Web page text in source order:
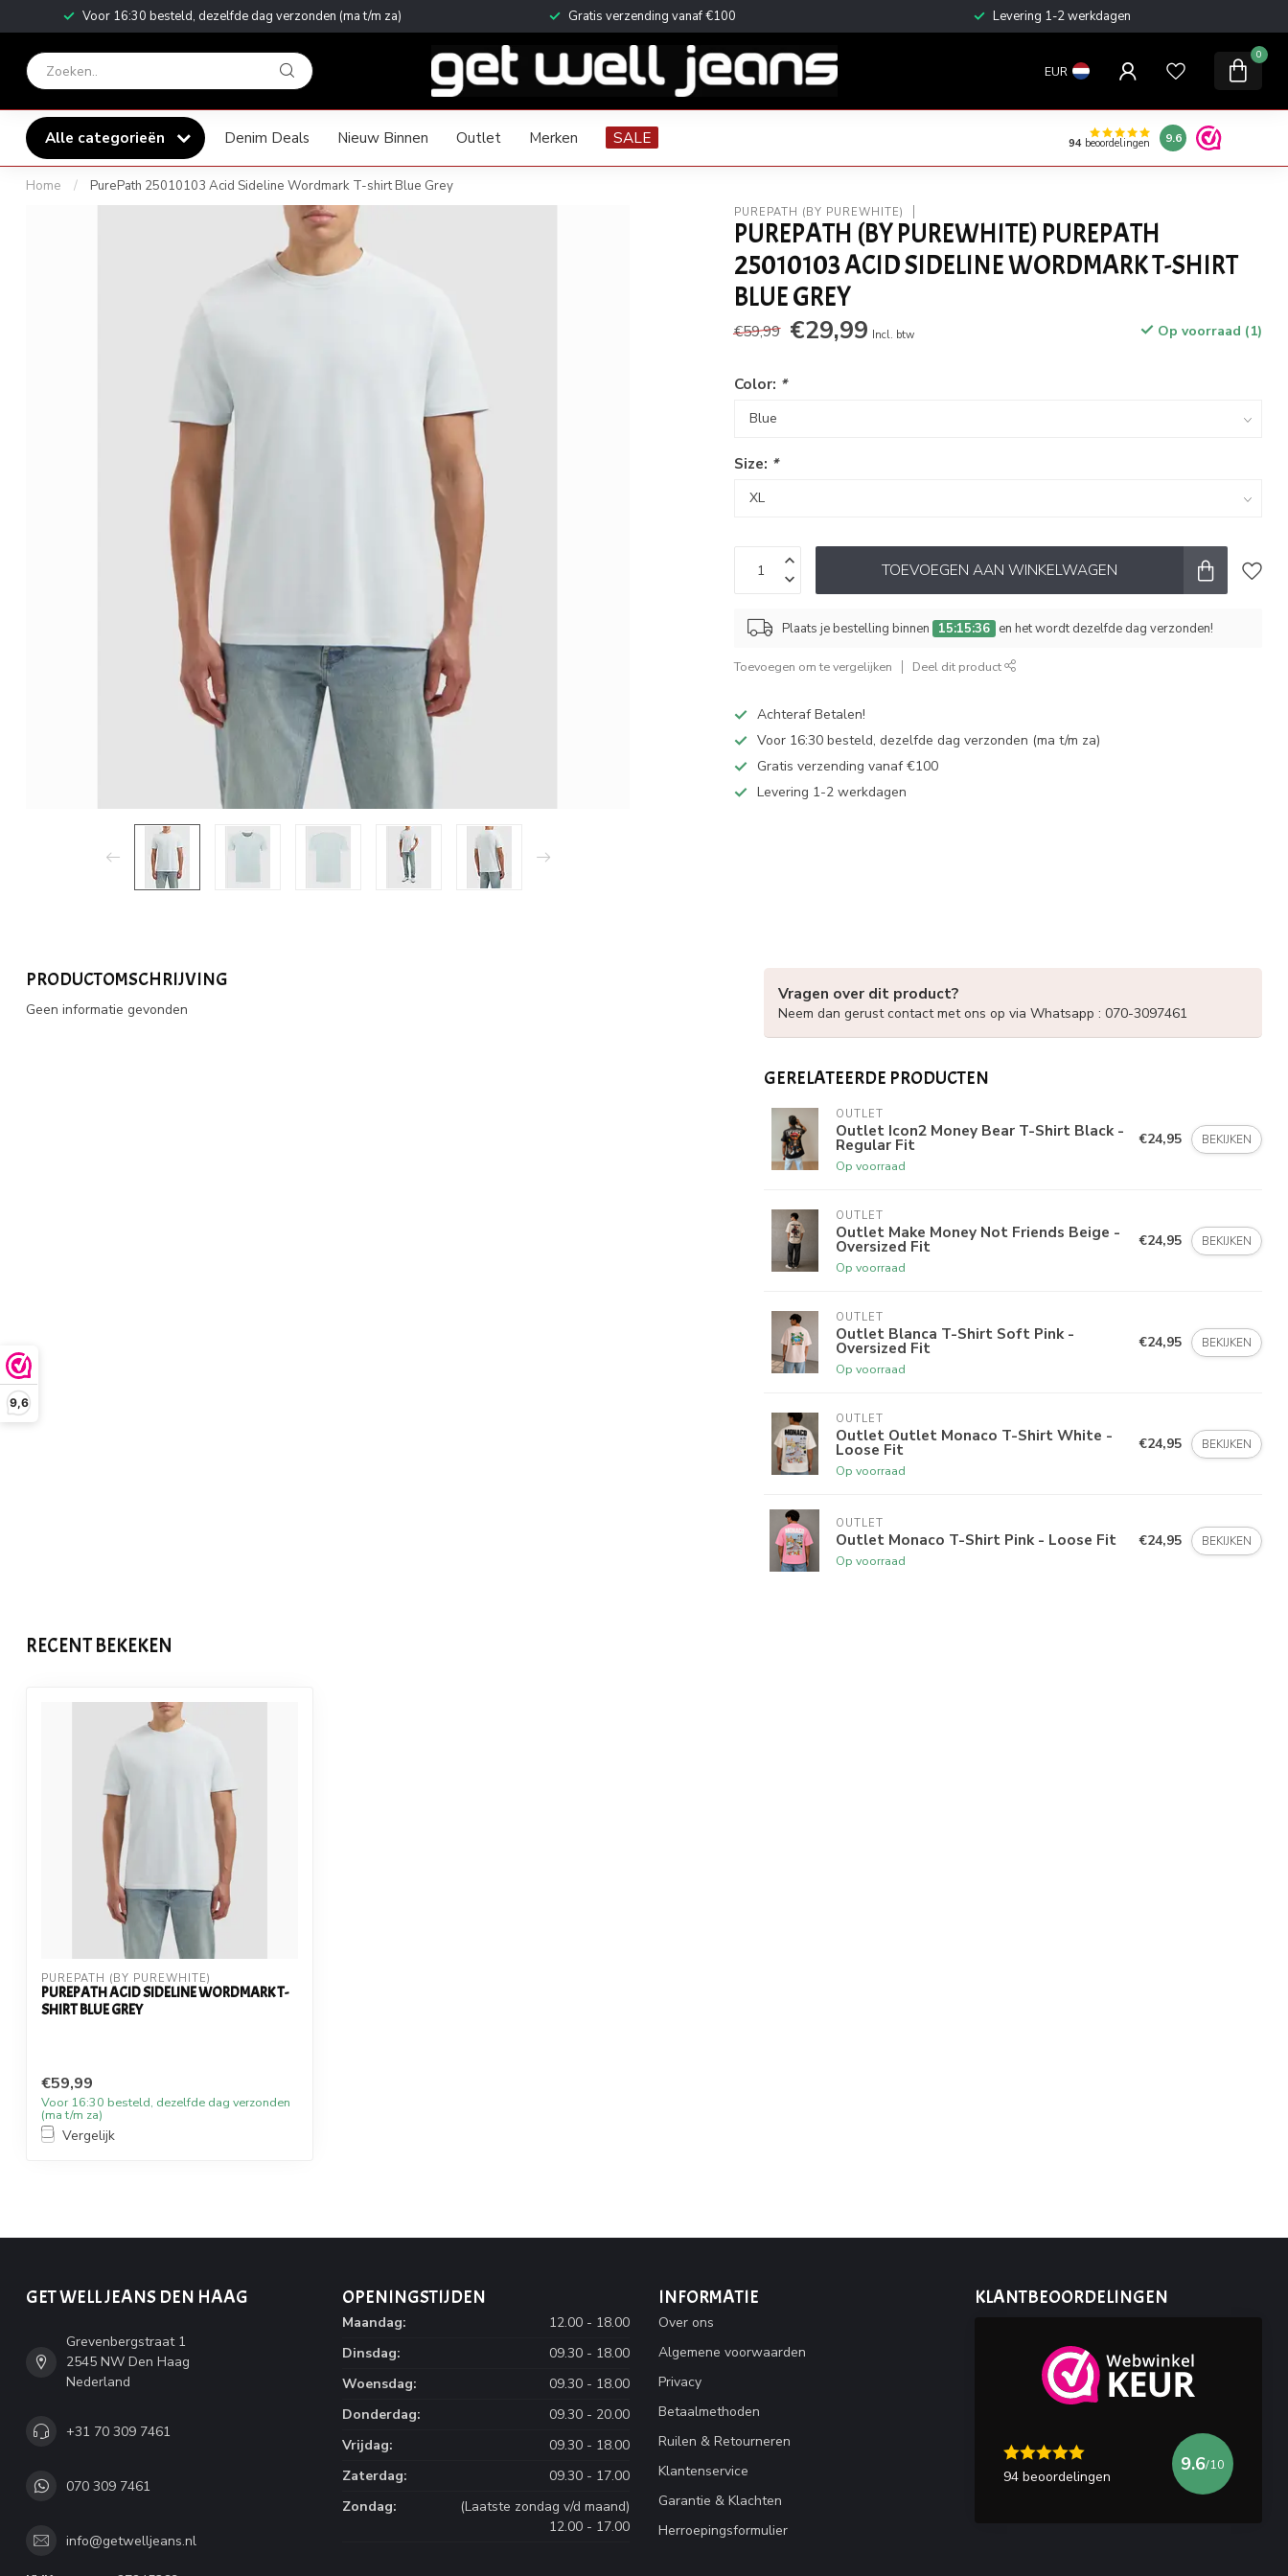
9,6
Achteraf Betalen! Voor 16:30 besteld, dezelfde dag verzonden (ma t/m za) Gratis verzending vanaf €100
EUR
0
Alle categorieën Denim Deals Nieuw Binnen Outlet Merken SALE 94 beoordelingen 9.6
Home / PurePath 25010103 Acid Sideline Wordmark T-shirt Blue Grey
PUREPATH (BY PUREWHITE)
PUREPATH (BY PUREWHITE) PUREPATH
25010103 ACID SIDELINE WORDMARK T-SHIRT
BLUE GREY
€59,99 €29,99 Incl. btw Op voorraad (1)
Color: *
Size: *
TOEVOEGEN AAN WINKELWAGEN
Plaats je bestelling binnen 15:15:35 en het wordt dezelfde dag verzonden!
Toevoegen om te vergelijken Deel dit product
Achteraf Betalen!
Voor 16:30 besteld, dezelfde dag verzonden (ma t/m za)
Gratis verzending vanaf €100
Levering 1-2 werkdagen
PRODUCTOMSCHRIJVING
Geen informatie gevonden
Vragen over dit product?
Neem dan gerust contact met ons op via Whatsapp : 070-3097461
GERELATEERDE PRODUCTEN
OUTLET
Outlet Icon2 Money Bear T-Shirt Black -
Regular Fit
Op voorraad
€24,95 BEKIJKEN
OUTLET
Outlet Make Money Not Friends Beige -
Oversized Fit
Op voorraad
€24,95 BEKIJKEN
OUTLET
Outlet Blanca T-Shirt Soft Pink -
Oversized Fit
Op voorraad
€24,95 BEKIJKEN
OUTLET
Outlet Outlet Monaco T-Shirt White -
Loose Fit
Op voorraad
€24,95 BEKIJKEN
OUTLET
Outlet Monaco T-Shirt Pink - Loose Fit
Op voorraad
€24,95 BEKIJKEN
RECENT BEKEKEN
PUREPATH (BY PUREWHITE)
PUREPATH ACID SIDELINE WORDMARK T-
SHIRT BLUE GREY
€59,99
Voor 16:30 besteld, dezelfde dag verzonden
(ma t/m za)
Vergelijk
GET WELL JEANS DEN HAAG
Grevenbergstraat 1
2545 NW Den Haag
Nederland
+31 70 309 7461
070 309 7461
info@getwelljeans.nl
OPENINGSTIJDEN
Maandag:
12.00 - 18.00
Dinsdag:
09.30 - 18.00
Woensdag:
09.30 - 18.00
Donderdag:
09.30 - 20.00
Vrijdag:
09.30 - 18.00
Zaterdag:
09.30 - 17.00
Zondag:
(Laatste zondag v/d maand)
12.00 - 17.00
INFORMATIE
Over ons
Algemene voorwaarden
Privacy
Betaalmethoden
Ruilen & Retourneren
Klantenservice
Garantie & Klachten
Herroepingsformulier
KLANTBEOORDELINGEN
94 beoordelingen
9.6/10